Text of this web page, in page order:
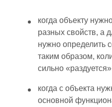
когда объекту
разных свойств, а
нужно определить
таким образом,
сильно
когда с объекта
основной